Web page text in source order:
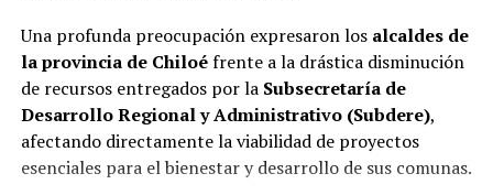
Una profunda preocupación expresaron los alcaldes de
la provincia de Chiloéfrente a la drástica disminución
de recursos entregados por la Subsecretaría de
Desarrollo Regional y Administrativo (Subdere),
afectando directamente la viabilidad de proyectos
esenciales para el bienestar y desarrollo de sus comunas.